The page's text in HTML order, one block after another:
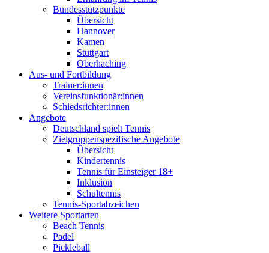
Bundesstützpunkte
Übersicht
Hannover
Kamen
Stuttgart
Oberhaching
Aus- und Fortbildung
Trainer:innen
Vereinsfunktionär:innen
Schiedsrichter:innen
Angebote
Deutschland spielt Tennis
Zielgruppenspezifische Angebote
Übersicht
Kindertennis
Tennis für Einsteiger 18+
Inklusion
Schultennis
Tennis-Sportabzeichen
Weitere Sportarten
Beach Tennis
Padel
Pickleball